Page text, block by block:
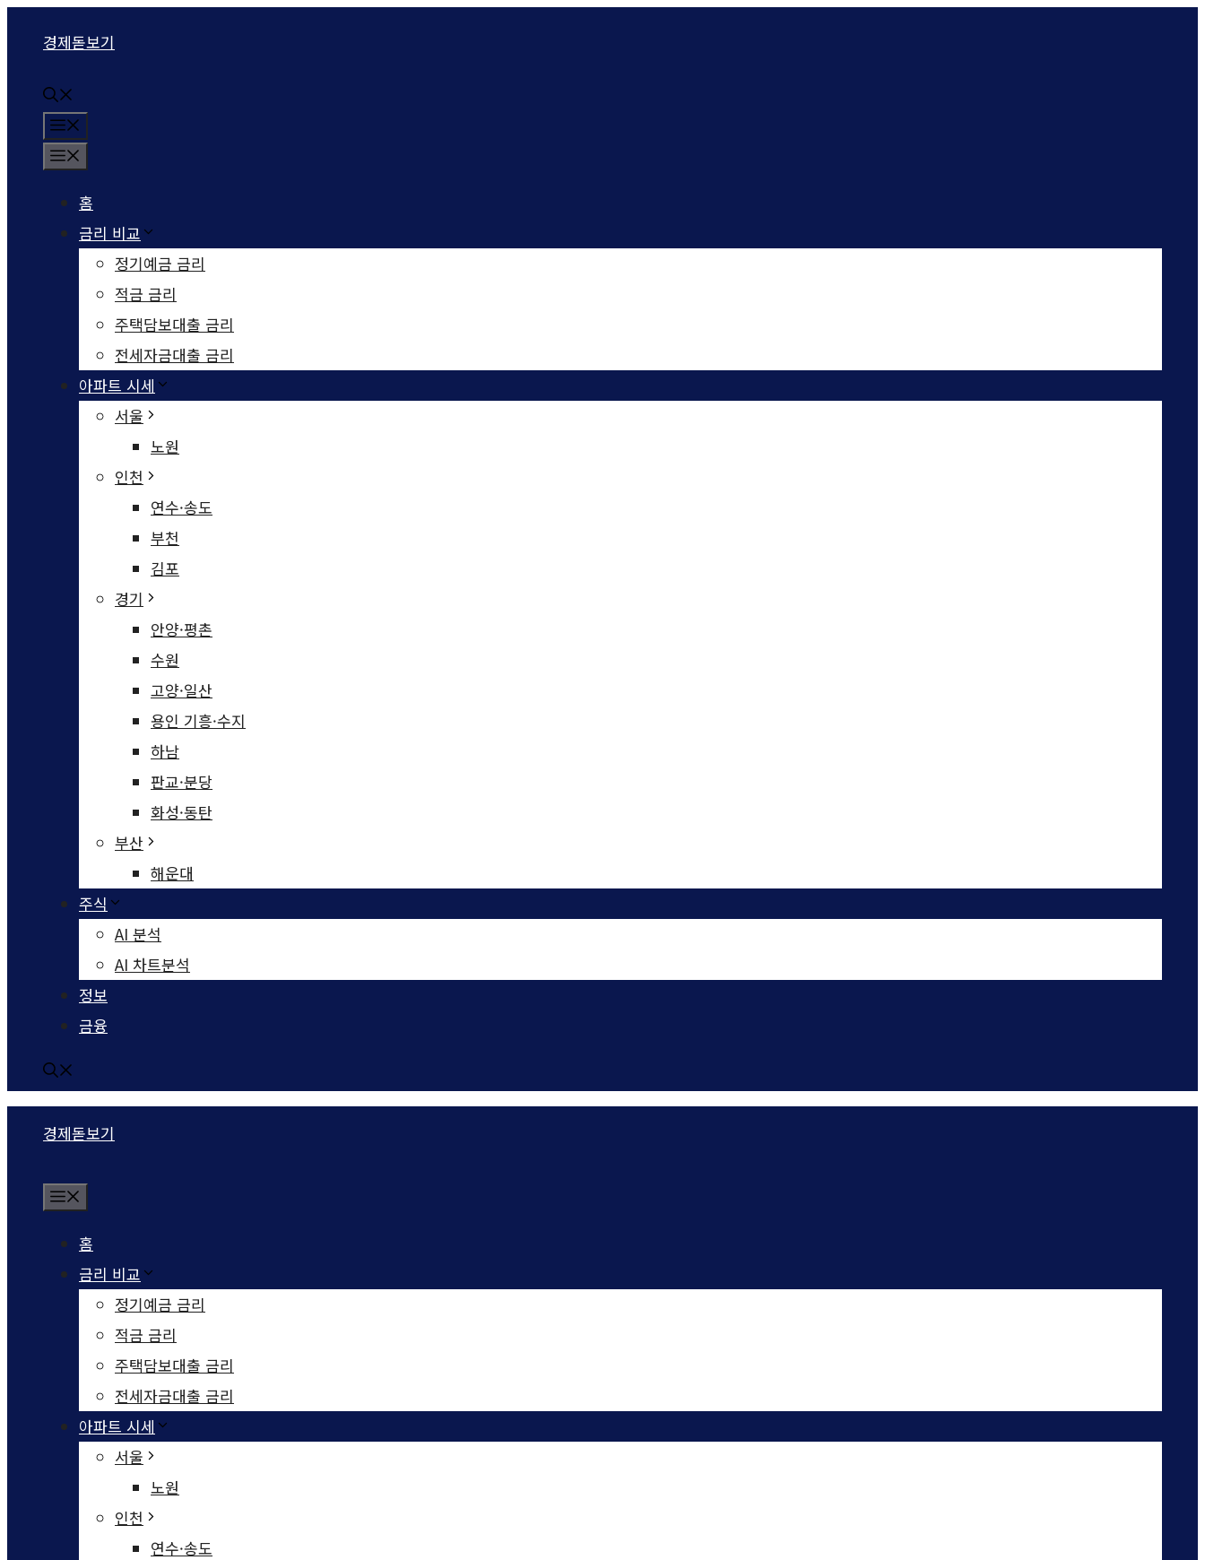
건너뛰기경제돋보기
홈
금리 비교
정기예금 금리
적금 금리
주택담보대출 금리
전세자금대출 금리
아파트 시세
서울
노원
인천
연수·송도
부천
김포
경기
안양·평촌
수원
고양·일산
용인 기흥·수지
하남
판교·분당
화성·동탄
부산
해운대
주식
AI 분석
AI 차트분석
정보
금융
경제돋보기
홈
금리 비교
정기예금 금리
적금 금리
주택담보대출 금리
전세자금대출 금리
아파트 시세
서울
노원
인천
연수·송도